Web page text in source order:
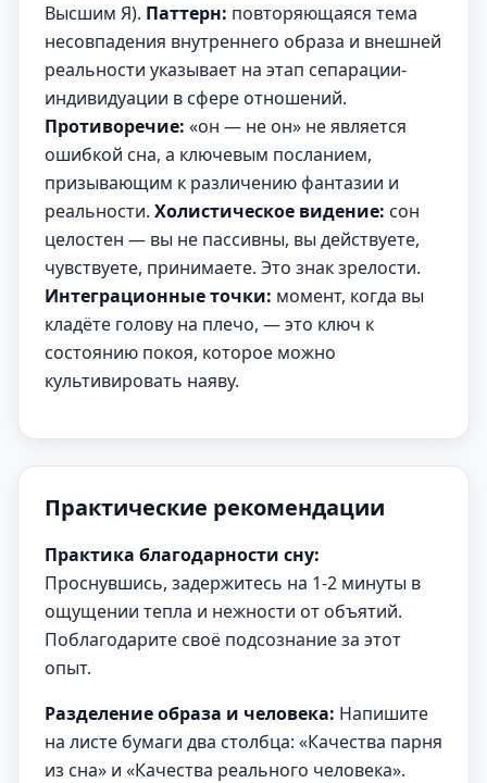
Высшим Я). Паттерн: повторяющаяся тема
несовпадения внутреннего образа и внешней
реальности указывает на этап сепарации-
индивидуации в сфере отношений.
Противоречие: «он — не он» не является
ошибкой сна, а ключевым посланием,
призывающим к различению фантазии и
реальности. Холистическое видение: сон
целостен — вы не пассивны, вы действуете,
чувствуете, принимаете. Это знак зрелости.
Интеграционные точки: момент, когда вы
кладёте голову на плечо, — это ключ к
состоянию покоя, которое можно
культивировать наяву.
Практические рекомендации
Практика благодарности сну:
Проснувшись, задержитесь на 1-2 минуты в
ощущении тепла и нежности от объятий.
Поблагодарите своё подсознание за этот
опыт.
Разделение образа и человека: Напишите
на листе бумаги два столбца: «Качества парня
из сна» и «Качества реального человека».